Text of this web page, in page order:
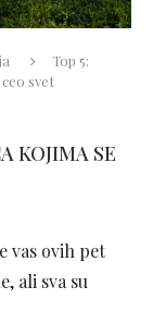
Top 5:
svet
KOJIMA SE
vas ovih pet
ali sva su